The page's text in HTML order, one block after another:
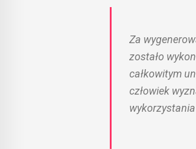
Za
zostało
całkowitym
człowiek